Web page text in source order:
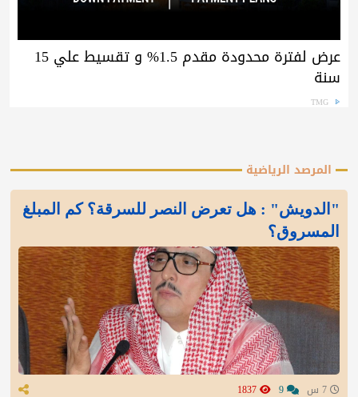
عرض لفترة محدودة مقدم 1.5% و تقسيط علي 15
سنة
TMG
المرصد الرياضية
"الدويش" : هل تعرض النصر للسرقة؟ كم المبلغ
المسروق؟